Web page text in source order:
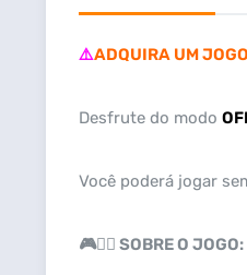
⚠️ADQUIRA UM
Desfrute do modo
Você poderá jogar
🎮🧙‍♂️ SOBRE O JOGO: